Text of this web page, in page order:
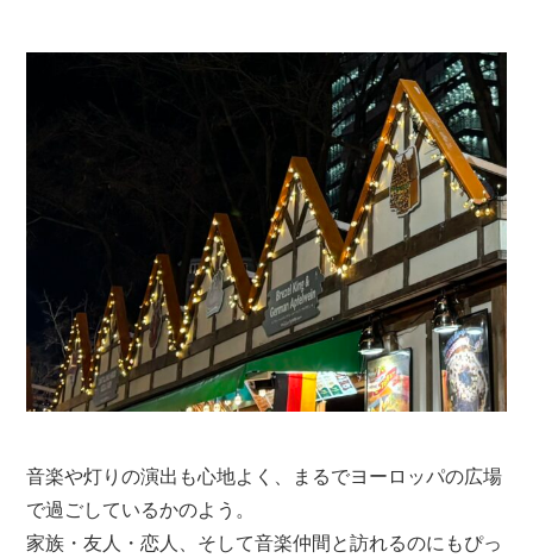
音楽や灯りの演出も心地よく、まるでヨーロッパの広場
で過ごしているかのよう。
家族・友人・恋人、そして音楽仲間と訪れるのにもぴっ